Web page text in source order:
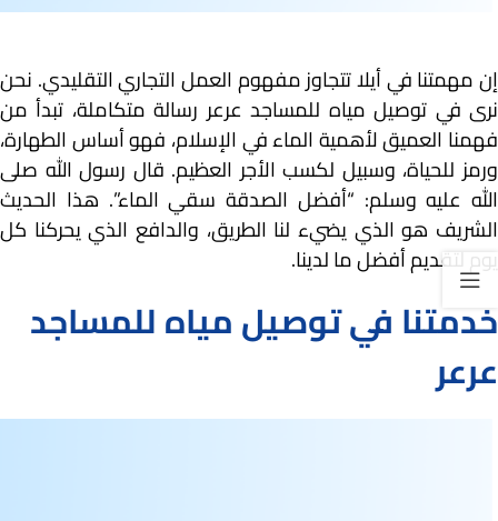
إن مهمتنا في أيلا تتجاوز مفهوم العمل التجاري التقليدي. نحن
نرى في توصيل مياه للمساجد عرعر رسالة متكاملة، تبدأ من
فهمنا العميق لأهمية الماء في الإسلام، فهو أساس الطهارة،
ورمز للحياة، وسبيل لكسب الأجر العظيم. قال رسول الله صلى
الله عليه وسلم: “أفضل الصدقة سقي الماء”. هذا الحديث
الشريف هو الذي يضيء لنا الطريق، والدافع الذي يحركنا كل
يوم لتقديم أفضل ما لدينا.
خدمتنا في توصيل مياه للمساجد
عرعر